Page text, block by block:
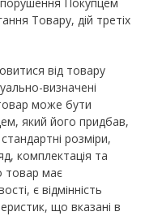
порушення Покупцем
Товару, дій третіх
від товару
визначені
може бути
який його придбав,
розміри,
комплектація та
товар має
є відмінність
що вказані в